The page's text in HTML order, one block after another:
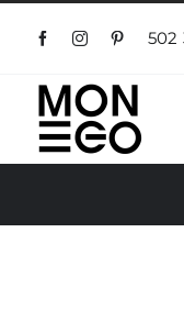
Przejdź
502